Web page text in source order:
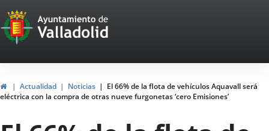
Portal
Web
del
Ayuntamiento
de
HomeActualidad Noticias
El 66% de la flota de vehículos Aquavall será
eléctrica con la compra de otras nueve furgonetas ‘cero Emisiones’